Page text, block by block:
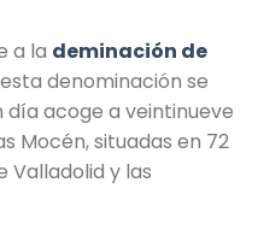
a la deminación de
denominación se
día acoge a veintinueve
Mocén, situadas en 72
Valladolid y las